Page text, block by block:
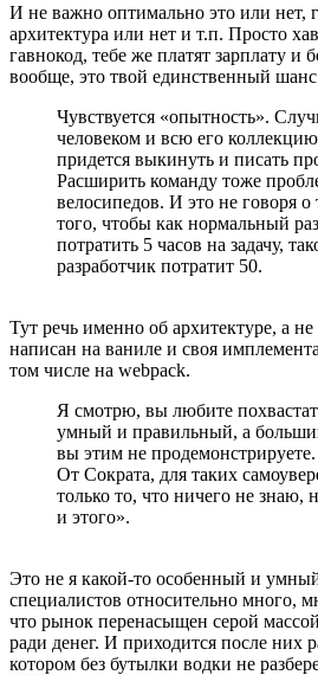
И не важно оптимально это или нет,
архитектура или нет и т.п. Просто
гавнокод, тебе же платят зарплату и
вообще, это твой единственный
Чувствуется «опытность».
человеком и всю его
придется выкинуть и писать
Расширить команду тоже
велосипедов. И это не говоря о
того, чтобы как нормальный
потратить 5 часов на задачу,
разработчик потратит 50.
Тут речь именно об архитектуре, а
написан на ваниле и своя
том числе на webpack.
Я смотрю, вы любите
умный и правильный, а
вы этим не продемонстрируете.
От Сократа, для таких
только то, что ничего не знаю,
и этого».
Это не я какой-то особенный и
специалистов относительно много,
что рынок перенасыщен серой
ради денег. И приходится после них
котором без бутылки водки не